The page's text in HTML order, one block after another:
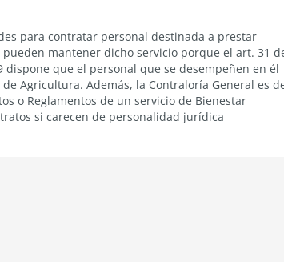
para contratar personal destinada a prestar
mantener dicho servicio porque el art. 31
dispone que el personal que se desempeñen en él
Agricultura. Además, la Contraloría General es
o Reglamentos de un servicio de Bienestar
si carecen de personalidad jurídica